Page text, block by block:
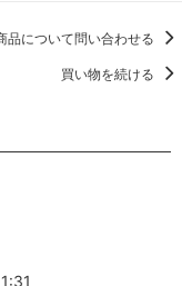
品について問い合わせる
買い物を続ける